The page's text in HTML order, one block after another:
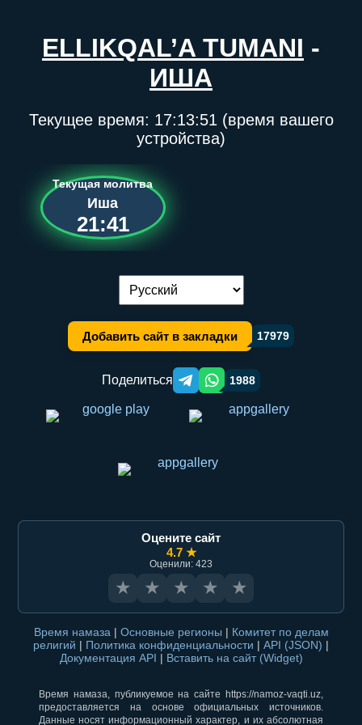
ELLIKQAL’A TUMANI -
ИША
Текущее время: 17:13:51 (время вашего
устройства)
Текущая молитва
Иша
21:41
Переключение языка:
Добавить сайт в закладки 17979
Поделиться Telegram orqali ulashish
WhatsApp orqali ulashish
1988
Оцените сайт
4.7 ★
Оценили: 423
★ ★ ★ ★ ★
Время намаза | Основные регионы | Комитет по делам
религий | Политика конфиденциальности | API (JSON) |
Документация API | Вставить на сайт (Widget)
Время намаза, публикуемое на сайте https://namoz-vaqti.uz,
предоставляется на основе официальных источников.
Данные носят информационный характер, и их абсолютная